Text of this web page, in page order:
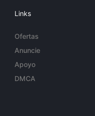
Links
Ofertas
Anuncie
Apoyo
DMCA